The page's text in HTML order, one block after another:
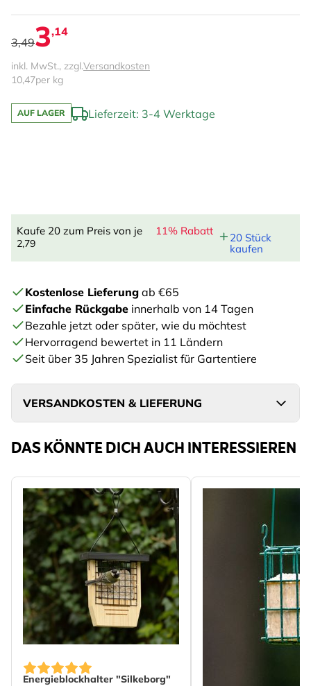
3,493,14
inkl. MwSt., zzgl.Versandkosten
10,47per kg
AUF LAGER Lieferzeit: 3-4 Werktage
Kaufe 20 zum Preis von je
2,79
11% Rabatt
20 Stück
kaufen
Kostenlose Lieferung ab €65
Einfache Rückgabe innerhalb von 14 Tagen
Bezahle jetzt oder später, wie du möchtest
Hervorragend bewertet in 11 Ländern
Seit über 35 Jahren Spezialist für Gartentiere
VERSANDKOSTEN & LIEFERUNG
DAS KÖNNTE DICH AUCH INTERESSIEREN
Energieblockhalter "Silkeborg"